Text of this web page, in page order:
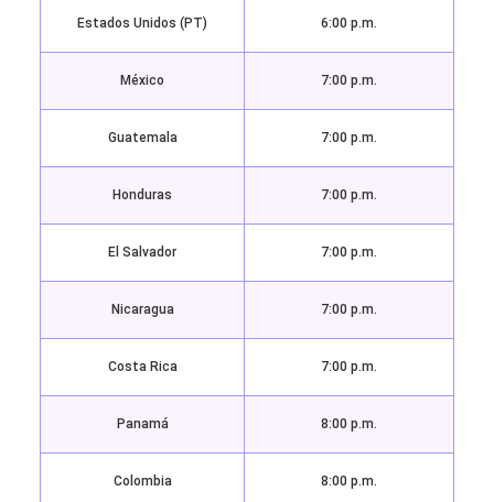
Estados Unidos (PT) 6:00 p.m.
México 7:00 p.m.
Guatemala 7:00 p.m.
Honduras 7:00 p.m.
El Salvador 7:00 p.m.
Nicaragua 7:00 p.m.
Costa Rica 7:00 p.m.
Panamá 8:00 p.m.
Colombia 8:00 p.m.